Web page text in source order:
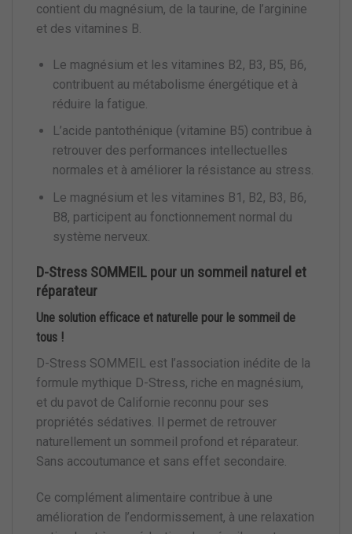
contient du magnésium, de la taurine, de l’arginine
et des vitamines B.
Le magnésium et les vitamines B2, B3, B5, B6,
contribuent au métabolisme énergétique et à
réduire la fatigue.
L’acide pantothénique (vitamine B5) contribue à
retrouver des performances intellectuelles
normales et à améliorer la résistance au stress.
Le magnésium et les vitamines B1, B2, B3, B6,
B8, participent au fonctionnement normal du
système nerveux.
D-Stress SOMMEIL pour un sommeil naturel et
réparateur
Une solution efficace et naturelle pour le sommeil de
tous !
D-Stress SOMMEIL est l’association inédite de la
formule mythique D-Stress, riche en magnésium,
et du pavot de Californie reconnu pour ses
propriétés sédatives. Il permet de retrouver
naturellement un sommeil profond et réparateur.
Sans accoutumance et sans effet secondaire.
Ce complément alimentaire contribue à une
amélioration de l’endormissement, à une relaxation